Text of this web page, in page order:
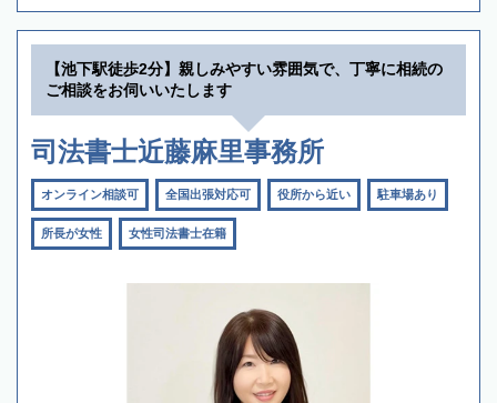
【池下駅徒歩2分】親しみやすい雰囲気で、丁寧に相続の
ご相談をお伺いいたします
司法書士近藤麻里事務所
オンライン相談可 全国出張対応可 役所から近い 駐車場あり
所長が女性 女性司法書士在籍